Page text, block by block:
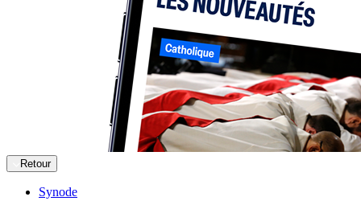
Retour
Synode